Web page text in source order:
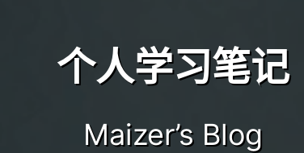
个人学习笔记
Maizer’s Blog